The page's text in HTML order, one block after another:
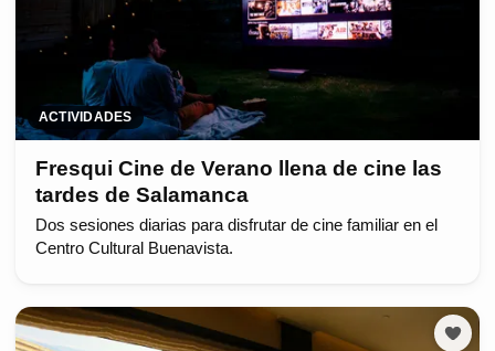
ACTIVIDADES
Fresqui Cine de Verano llena de cine las
tardes de Salamanca
Dos sesiones diarias para disfrutar de cine familiar en el
Centro Cultural Buenavista.